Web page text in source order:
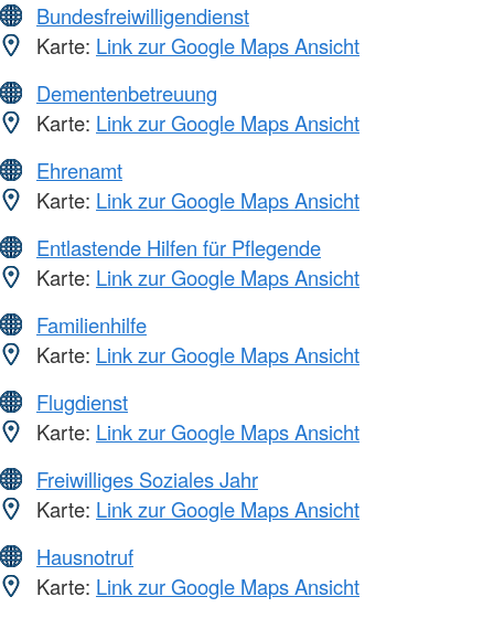
Bundesfreiwilligendienst
Karte: Link zur Google Maps Ansicht
Dementenbetreuung
Karte: Link zur Google Maps Ansicht
Ehrenamt
Karte: Link zur Google Maps Ansicht
Entlastende Hilfen für Pflegende
Karte: Link zur Google Maps Ansicht
Familienhilfe
Karte: Link zur Google Maps Ansicht
Flugdienst
Karte: Link zur Google Maps Ansicht
Freiwilliges Soziales Jahr
Karte: Link zur Google Maps Ansicht
Hausnotruf
Karte: Link zur Google Maps Ansicht